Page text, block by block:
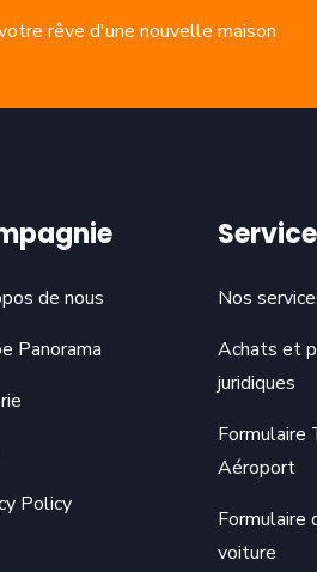
rêve d'une nouvelle maison
de nous
Panorama
Policy
Nos
Achats et
juridiques
Formulaire
Aéroport
Formulaire
voiture